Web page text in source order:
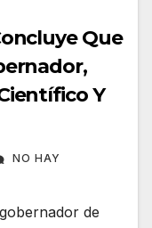
Que
Y
NO HAY
de